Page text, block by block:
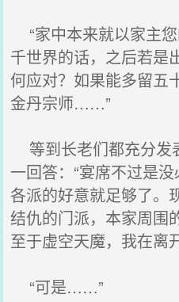
“家中本来就以家主
千世界的话，之后若是
何应对？如果能多留五
金丹宗师……”
等到长老们都充分发
一回答：“宴席不过是
各派的好意就足够了。
结仇的门派，本家周围
至于虚空天魔，我在离
“可是……”